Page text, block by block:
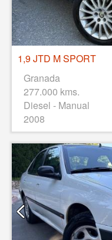
1,9 JTD M SPORT
Granada
277.000 kms.
Diesel - Manual
2008